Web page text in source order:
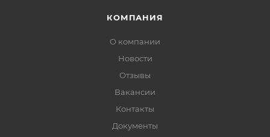
КОМПАНИЯ
О компании
Новости
Отзывы
Вакансии
Контакты
Документы